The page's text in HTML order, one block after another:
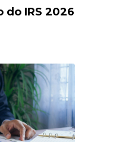
do IRS 2026